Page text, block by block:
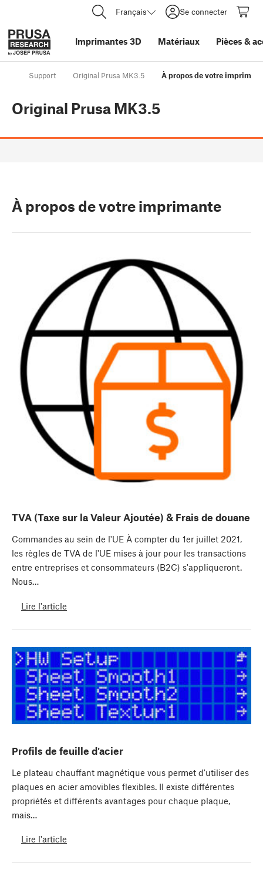
Français Se connecter
Imprimantes 3D Matériaux Pièces &
Support Original Prusa MK3.5 À propos de votre
Original Prusa MK3.5
À propos de votre imprimante
TVA (Taxe sur la Valeur Ajoutée) & Frais de douane
Commandes au sein de l'UE À compter du 1er juillet 2021,
les règles de TVA de l'UE mises à jour pour les transactions
entre entreprises et consommateurs (B2C) s'appliqueront.
Nous…
Lire l'article
Profils de feuille d'acier
Le plateau chauffant magnétique vous permet d'utiliser des
plaques en acier amovibles flexibles. Il existe différentes
propriétés et différents avantages pour chaque plaque,
mais…
Lire l'article